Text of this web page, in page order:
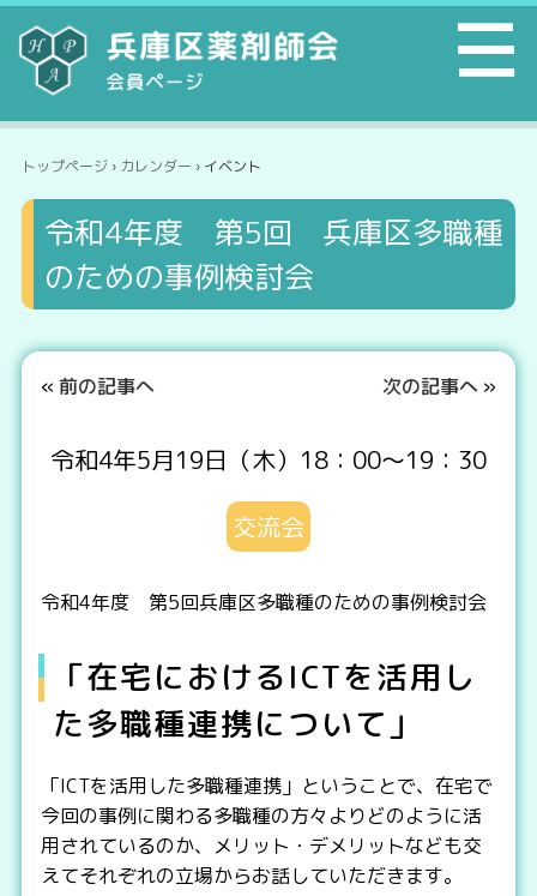
トップページ› カレンダー › イベント
令和4年度 第5回 兵庫区多職種
のための事例検討会
« 前の記事へ 次の記事へ »
令和4年5月19日（木）18：00～19：30
交流会
令和4年度 第5回兵庫区多職種のための事例検討会
「在宅におけるICTを活用し
た多職種連携について」
「ICTを活用した多職種連携」ということで、在宅で
今回の事例に関わる多職種の方々よりどのように活
用されているのか、メリット・デメリットなども交
えてそれぞれの立場からお話していただきます。